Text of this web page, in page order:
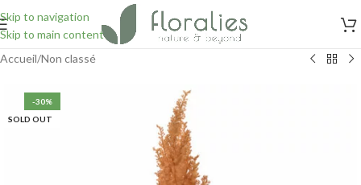
Skip to navigation
Skip to main content
Accueil/Non classé
-30%
SOLD OUT